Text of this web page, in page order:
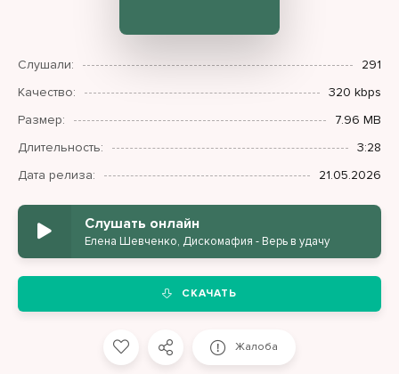
Слушали:
291
Качество:
320 kbps
Размер:
7.96 MB
Длительность:
3:28
Дата релиза:
21.05.2026
Слушать онлайн
Елена Шевченко, Дискомафия - Верь в удачу
СКАЧАТЬ
Жалоба